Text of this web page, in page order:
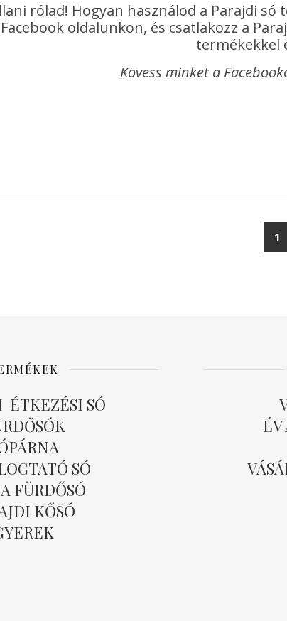
rólad! Hogyan használod a Parajdi
oldalunkon, és csatlakozz a
termékekkel
Kövess minket a
1
ÉTKEZÉSI SÓ
SÓ
FÜRDŐSÓ
KŐSÓ